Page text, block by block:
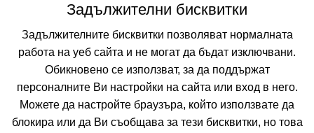
Собствен
10.08.2026 5 нощувки
Настаняване
Задължителни бисквитки
Задължителните бисквитки позволяват нормалната
работа на уеб сайта и не могат да бъдат изключвани.
Обикновено се използват, за да поддържат
персоналните Ви настройки на сайта или вход в него.
Можете да настройте браузъра, който използвате да
блокира или да Ви съобщава за тези бисквитки, но това